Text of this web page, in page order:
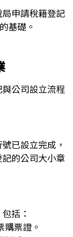
申請稅籍登記
基礎。
公司設立流程
已設立完成，
的公司大小章
括：
票證。